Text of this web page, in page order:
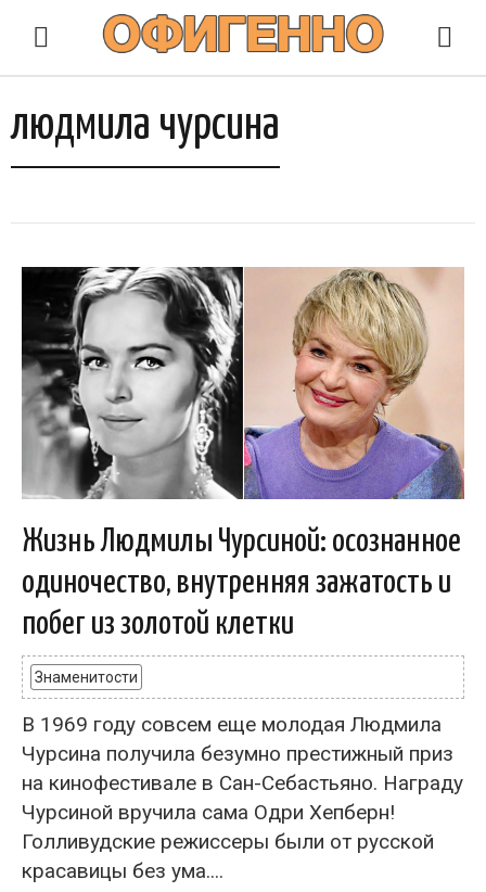
людмила чурсина
Жизнь Людмилы Чурсиной: осознанное
одиночество, внутренняя зажатость и
побег из золотой клетки
Знаменитости
В 1969 году совсем еще молодая Людмила
Чурсина получила безумно престижный приз
на кинофестивале в Сан-Себастьяно. Награду
Чурсиной вручила сама Одри Хепберн!
Голливудские режиссеры были от русской
красавицы без ума....